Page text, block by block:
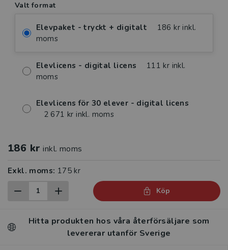
Valt format
Elevpaket - tryckt + digitalt
186 kr inkl.
moms
Elevlicens - digital licens
111 kr inkl.
moms
Elevlicens för 30 elever - digital licens
2 671 kr inkl. moms
186 kr inkl. moms
Exkl. moms: 175 kr
Köp
Hitta produkten hos våra återförsäljare som
levererar utanför Sverige